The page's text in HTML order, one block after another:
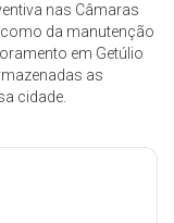
nas Câmaras
da manutenção
em Getúlio
as
cidade.